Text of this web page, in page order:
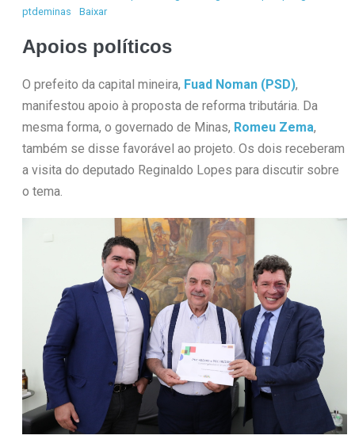
ptdeminas
Baixar
Apoios políticos
O prefeito da capital mineira, Fuad Noman (PSD),
manifestou apoio à proposta de reforma tributária. Da
mesma forma, o governado de Minas, Romeu Zema,
também se disse favorável ao projeto. Os dois receberam
a visita do deputado Reginaldo Lopes para discutir sobre
o tema.